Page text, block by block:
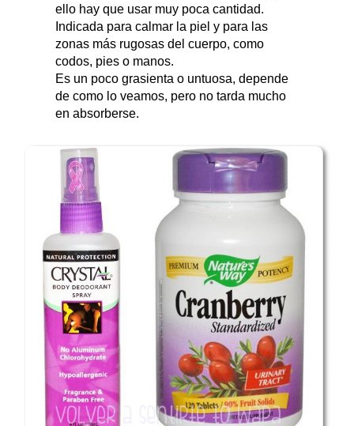
ello hay que usar muy poca cantidad.
Indicada para calmar la piel y para las
zonas más rugosas del cuerpo, como
codos, pies o manos.
Es un poco grasienta o untuosa, depende
de como lo veamos, pero no tarda mucho
en absorberse.